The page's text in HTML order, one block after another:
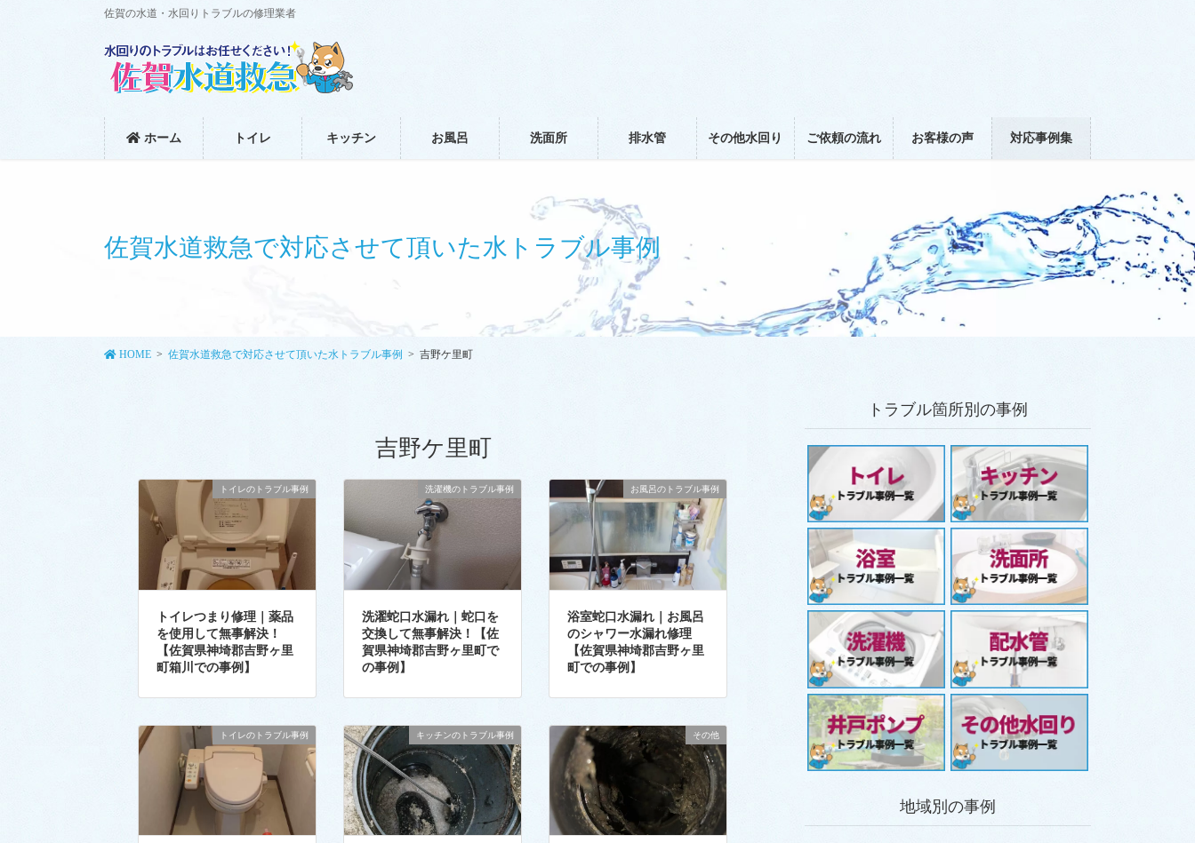
佐賀の水道・水回りトラブルの修理業者
ホーム トイレ キッチン お風呂 洗面所 排水管 その他水回り ご依頼の流れ お客様の声 対応事例集
佐賀水道救急で対応させて頂いた水トラブル事例
HOME 佐賀水道救急で対応させて頂いた水トラブル事例 吉野ケ里町
吉野ケ里町
トイレのトラブル事例
トイレつまり修理｜薬品
を使用して無事解決！
【佐賀県神埼郡吉野ヶ里
町箱川での事例】
洗濯機のトラブル事例
洗濯蛇口水漏れ｜蛇口を
交換して無事解決！【佐
賀県神埼郡吉野ヶ里町で
の事例】
お風呂のトラブル事例
浴室蛇口水漏れ｜お風呂
のシャワー水漏れ修理
【佐賀県神埼郡吉野ヶ里
町での事例】
トイレのトラブル事例 キッチンのトラブル事例 その他
トラブル箇所別の事例
地域別の事例